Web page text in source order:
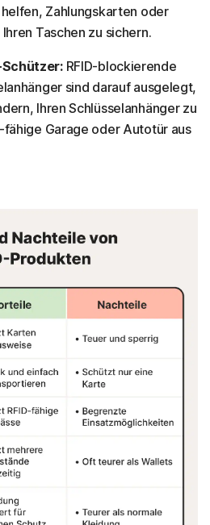
Zahlungskarten oder
Taschen zu sichern.
RFID-blockierende
sind darauf ausgelegt,
Ihren Schlüsselanhänger zu
fähige Garage oder Autotür aus